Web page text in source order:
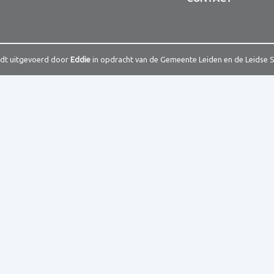
uitgevoerd door Eddie in opdracht van de Gemeente Leiden en de Leidse